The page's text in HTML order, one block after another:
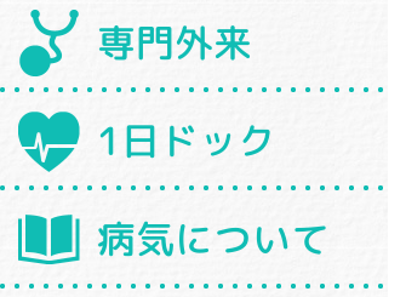
専門外来
1日ドック
病気について